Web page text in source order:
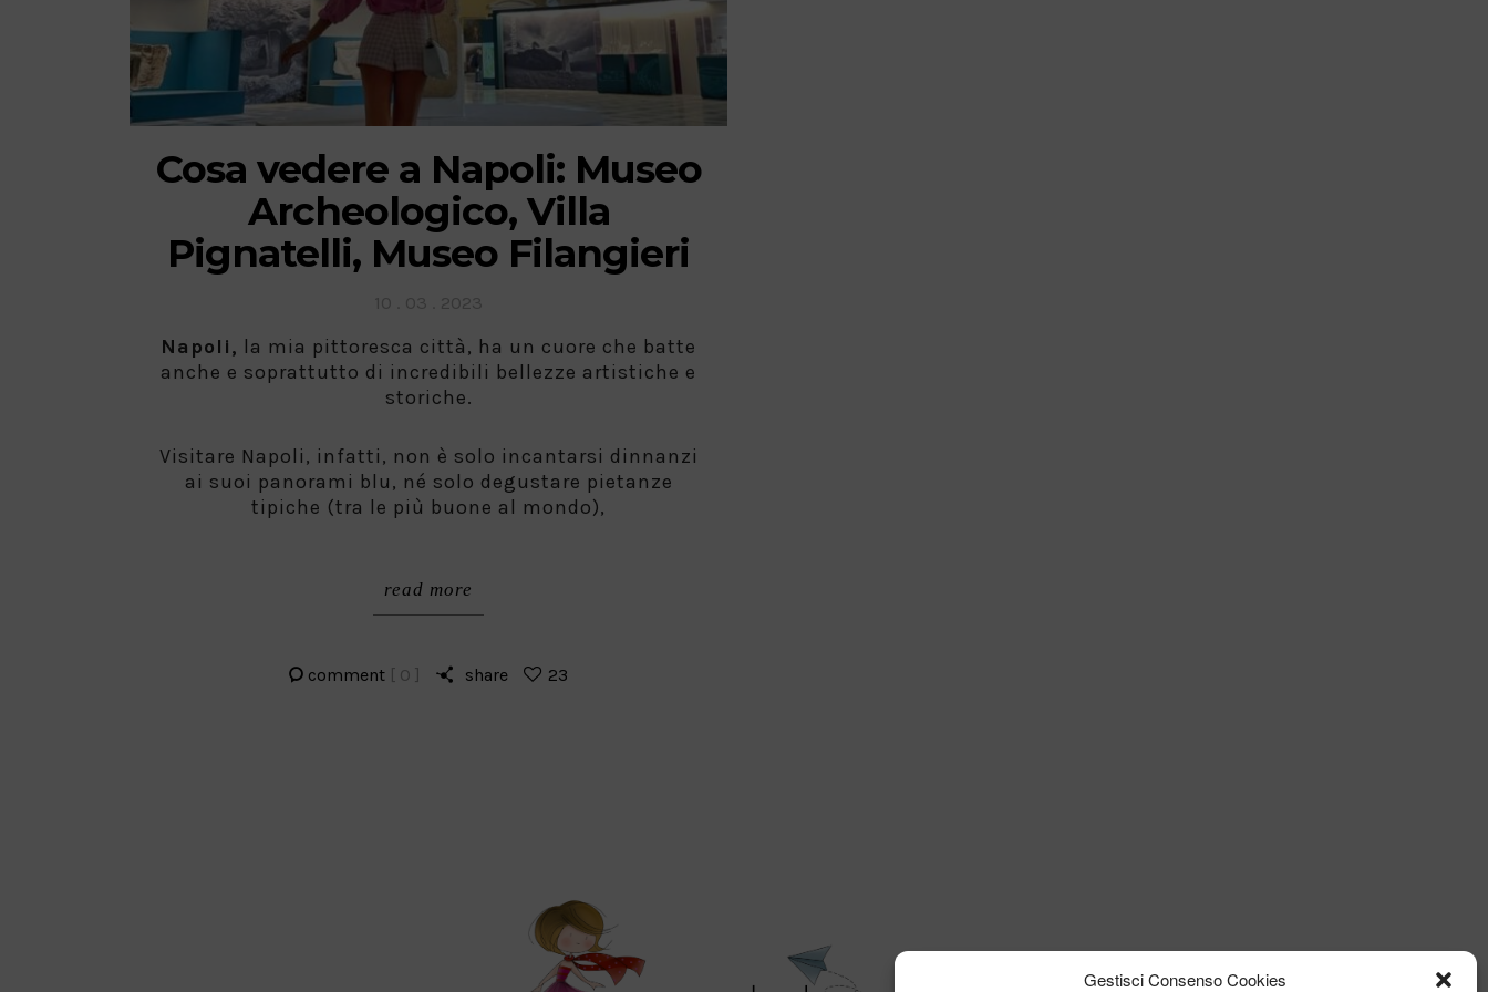
Gestisci Consenso Cookies
Cosa vedere a Napoli: Museo
Archeologico, Villa
Pignatelli, Museo Filangieri
Napoli, la mia pittoresca città, ha un cuore che batte
anche e soprattutto di incredibili bellezze artistiche e
storiche.
Visitare Napoli, infatti, non è solo incantarsi dinnanzi
ai suoi panorami blu, né solo degustare pietanze
tipiche (tra le più buone al mondo),
read more
comment [ 0 ] share 23